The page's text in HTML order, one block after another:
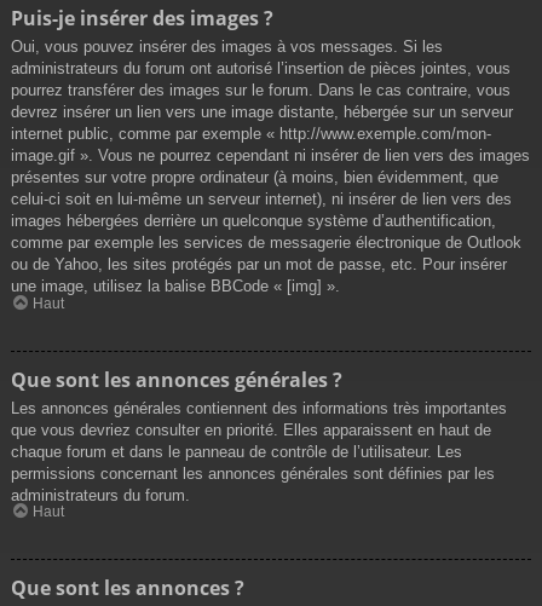
Puis-je insérer des images ?
Oui, vous pouvez insérer des images à vos messages. Si les
administrateurs du forum ont autorisé l’insertion de pièces jointes, vous
pourrez transférer des images sur le forum. Dans le cas contraire, vous
devrez insérer un lien vers une image distante, hébergée sur un serveur
internet public, comme par exemple « http://www.exemple.com/mon-
image.gif ». Vous ne pourrez cependant ni insérer de lien vers des images
présentes sur votre propre ordinateur (à moins, bien évidemment, que
celui-ci soit en lui-même un serveur internet), ni insérer de lien vers des
images hébergées derrière un quelconque système d’authentification,
comme par exemple les services de messagerie électronique de Outlook
ou de Yahoo, les sites protégés par un mot de passe, etc. Pour insérer
une image, utilisez la balise BBCode « [img] ».
Haut
Que sont les annonces générales ?
Les annonces générales contiennent des informations très importantes
que vous devriez consulter en priorité. Elles apparaissent en haut de
chaque forum et dans le panneau de contrôle de l’utilisateur. Les
permissions concernant les annonces générales sont définies par les
administrateurs du forum.
Haut
Que sont les annonces ?